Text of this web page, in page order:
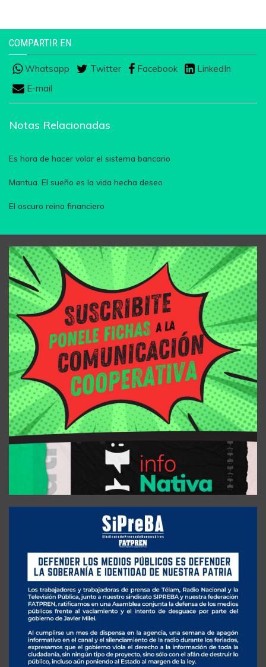
COMPARTIR EN
Whatsapp Twitter Facebook
LinkedIn
E-mail
Notas Relacionadas
Es hora de hacer volar el sistema bancario
Mantua. El sueño es la vida hecha deseo
El oscuro reino financiero